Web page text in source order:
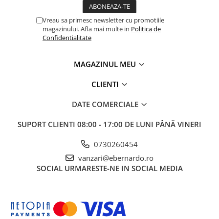
Masini electrice de filetat
Exhaustor pentru aschii metal
Masini de gaurit cu talpa
Lame de ferastrau cu varf din
Lame de ferăstrău cu acoperire
bandă
Standuri pentru mașini de găurit și
Standuri pentru mașini de șlefuit
Vreau sa primesc newsletter cu promotiile
magazinului. Afla mai multe in Politica de
Confidentialitate
MAGAZINUL MEU
CLIENTI
DATE COMERCIALE
SUPORT CLIENTI 08:00 - 17:00 DE LUNI PÂNĂ VINERI
0730260454
vanzari@ebernardo.ro
SOCIAL URMARESTE-NE IN SOCIAL MEDIA